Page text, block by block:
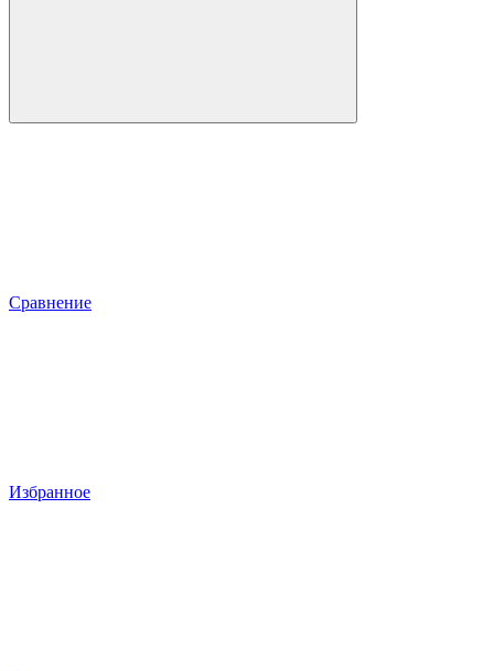
Сравнение
Избранное